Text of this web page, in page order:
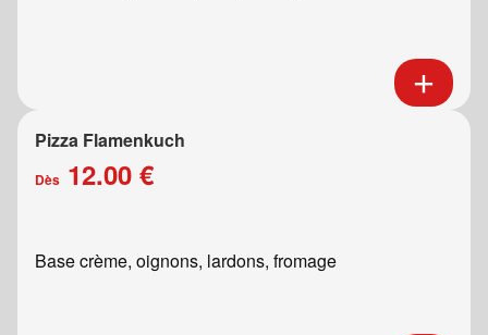
Pizza Flamenkuch
Dès 12.00 €
Base crème, oignons, lardons, fromage